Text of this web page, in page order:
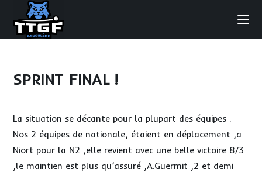
content
SPRINT FINAL !
La situation se décante pour la plupart des équipes .
Nos 2 équipes de nationale, étaient en déplacement ,a
Niort pour la N2 ,elle revient avec une belle victoire 8/3
,le maintien est plus qu’assuré ,A.Guermit ,2 et demi